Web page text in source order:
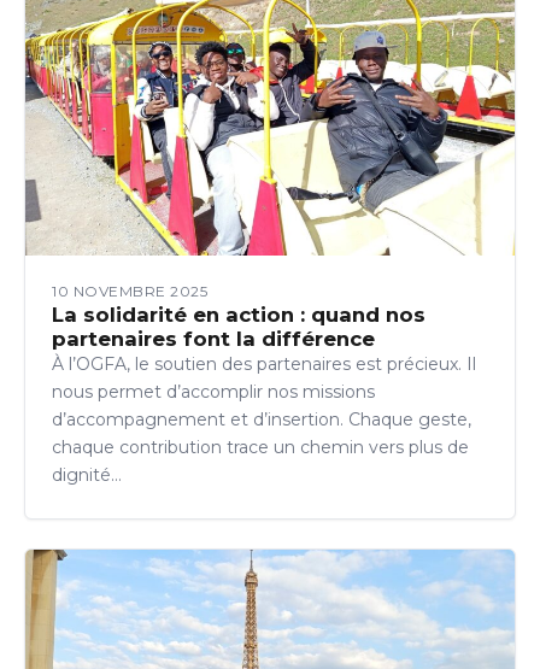
10 NOVEMBRE 2025
La solidarité en action : quand nos
partenaires font la différence
À l’OGFA, le soutien des partenaires est précieux. Il
nous permet d’accomplir nos missions
d’accompagnement et d’insertion. Chaque geste,
chaque contribution trace un chemin vers plus de
dignité…